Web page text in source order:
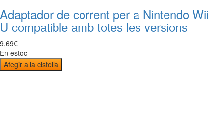
Adaptador de corrent per a Nintendo Wii
U compatible amb totes les versions
9,69€
En estoc
Afegir a la cistella